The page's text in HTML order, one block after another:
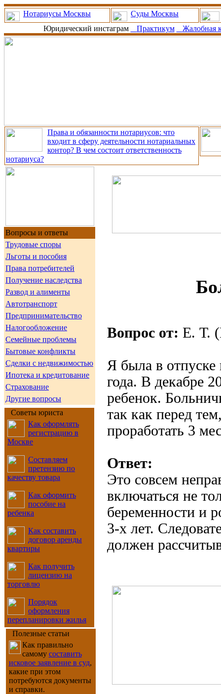
Нотариусы Москвы
Суды Москвы
Юридический инстаграм
Практикум Жалобная
Права и обязанности нотариусов: что
входит в сферу деятельности нотариальных
контор? В чем состоит ответственность
нотариуса?
Вопросы и ответы
Трудовые споры
Льготы и пособия
Права потребителей
Получение наследства
Развод и алименты
Автотранспорт
Предпринимательство
Налогообложение
Семейные проблемы
Бытовые конфликты
Сделки с недвижимостью
Ипотека и кредитование
Страхование
Другие вопросы
Советы юриста
Как оформлять
регистрацию в
Москве
Составляем
претензию по
качеству товара
Как оформить
пособие на
ребенка
Как составить
договор аренды
квартиры
Как получить
лицензию на
торговлю
Порядок
оформления
перепланировки жилья
Полезные статьи
Как правильно
самому составить
исковое заявление в суд,
какие при этом
потребуются документы
и справки.
Вопрос от: Е. Т.
Я была в
года. В декабре
ребенок.
так как перед
проработать 3
Ответ:
Это совсем
включаться не
беременности и
3-х лет.
должен